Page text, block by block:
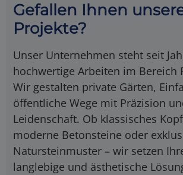
Gefallen Ihnen
Projekte?
Unser Unternehmen steht seit
hochwertige Arbeiten im Bereich
Wir gestalten private Gärten,
öffentliche Wege mit Präzision
Leidenschaft. Ob klassisches
moderne Betonsteine oder
Natursteinmuster – wir setzen
langlebige und ästhetische